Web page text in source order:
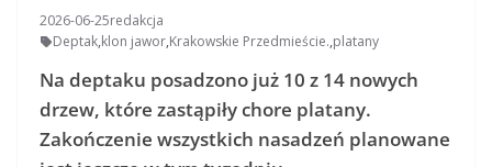
2026-06-25redakcja
Deptak,klon jawor,Krakowskie Przedmieście.,platany
Na deptaku posadzono już 10 z 14 nowych
drzew, które zastąpiły chore platany.
Zakończenie wszystkich nasadzeń planowane